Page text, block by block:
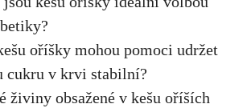
​oříšky mohou pomoci‍ udržet
cukru v krvi‌ stabilní?
živiny obsažené v kešu oříších